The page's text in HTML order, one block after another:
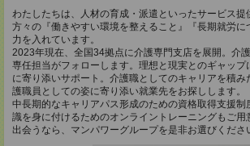
わたしたちは、人材の育成・派遣といったサービス提
方々の『働きやすい環境を整えること』『長期就労に
力を入れています。
2023年現在、全国34拠点に介護専門支店を展開。介
専任担当がフォローします。理想と現実とのギャップ
に寄り添いサポート。介護職としてのキャリアを積
護職員としての姿に寄り添い就業先をお探しします。
中長期的なキャリアパス形成のための資格取得支援制
識を身に付けるためのオンライントレーニングもご用
出会うなら、マンパワーグループを是非お選びくださ